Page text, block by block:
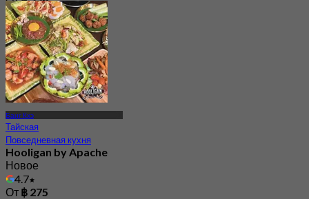
Банг Кхэ
Тайская
Повседневная кухня
Hooligan by Apache
Новое
4.7
От ฿ 275